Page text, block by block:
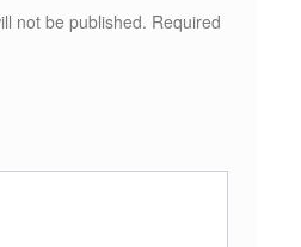
not be published. Required